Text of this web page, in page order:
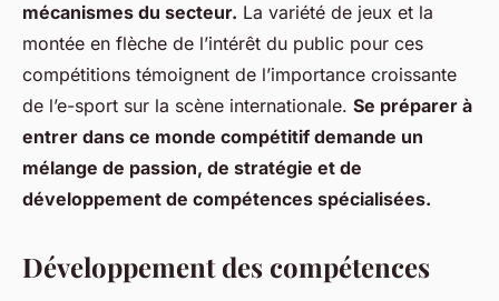
mécanismes du secteur. La variété de jeux et la
montée en flèche de l’intérêt du public pour ces
compétitions témoignent de l’importance croissante
de l’e-sport sur la scène internationale. Se préparer à
entrer dans ce monde compétitif demande un
mélange de passion, de stratégie et de
développement de compétences spécialisées.
Développement des compétences